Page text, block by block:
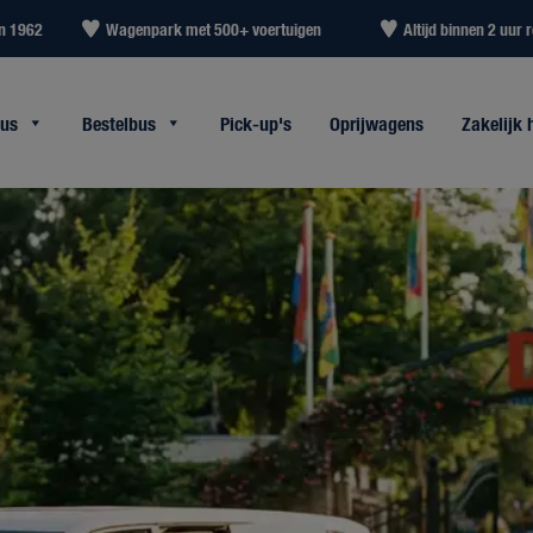
1962 Wagenpark met 500+ voertuigen Altijd binnen 2 uur
Bestelbus Pick-up's Oprijwagens Zakelijk